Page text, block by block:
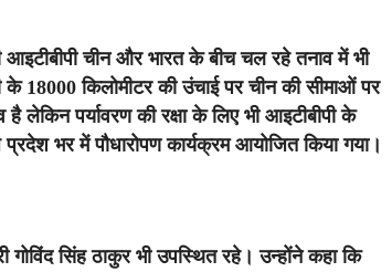
चीन और भारत के बीच चल रहे तनाव में भी
के 18000 किलोमीटर की उंचाई पर चीन की सीमाओं पर
है लेकिन पर्यावरण की रक्षा के लिए भी आइटीबीपी के
भर में पौधारोपण कार्यक्रम आयोजित किया गया।
सिंह ठाकुर भी उपस्थित रहे। उन्होंने कहा कि